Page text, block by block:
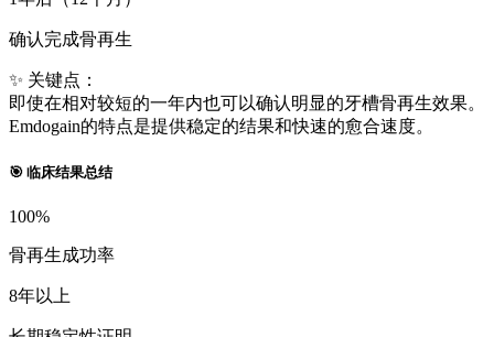
确认完成骨再生
✨ 关键点：
即使在相对较短的一年内也可以确认明显的牙槽骨再生效果。
Emdogain的特点是提供稳定的结果和快速的愈合速度。
🎯 临床结果总结
100%
骨再生成功率
8年以上